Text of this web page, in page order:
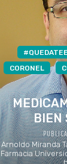
CORONEL
BIEN
Arnoldo Miranda
Farmacia